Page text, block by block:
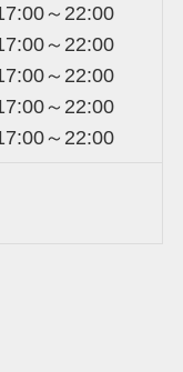
～22:00
～22:00
～22:00
～22:00
～22:00